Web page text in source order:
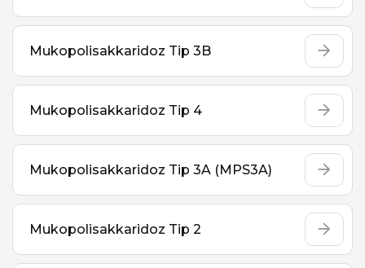
Mukopolisakkaridoz Tip 3B
Mukopolisakkaridoz Tip 4
Mukopolisakkaridoz Tip 3A (MPS3A)
Mukopolisakkaridoz Tip 2